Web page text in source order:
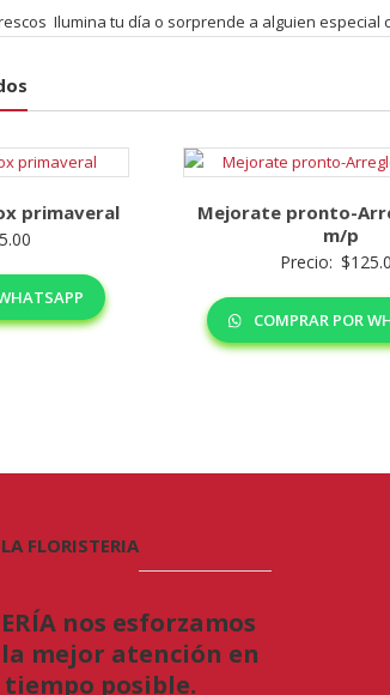
Ilumina tu día o sorprende a alguien
primaveral
Mejorate pronto-
m/p
Precio: $
COMPRAR POR
FLORISTERIA
nos esforzamos
mejor atención en
posible.